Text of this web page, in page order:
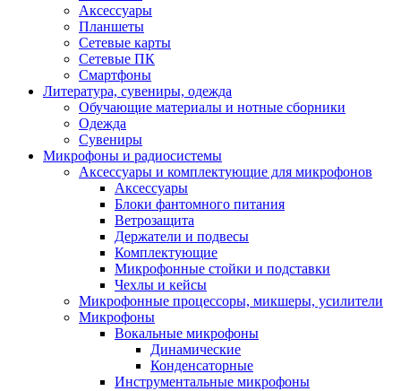
Аксессуары
Планшеты
Сетевые карты
Сетевые ПК
Смартфоны
Литература, сувениры, одежда
Обучающие материалы и нотные сборники
Одежда
Сувениры
Микрофоны и радиосистемы
Аксессуары и комплектующие для микрофонов
Аксессуары
Блоки фантомного питания
Ветрозащита
Держатели и подвесы
Комплектующие
Микрофонные стойки и подставки
Чехлы и кейсы
Микрофонные процессоры, микшеры, усилители
Микрофоны
Вокальные микрофоны
Динамические
Конденсаторные
Инструментальные микрофоны